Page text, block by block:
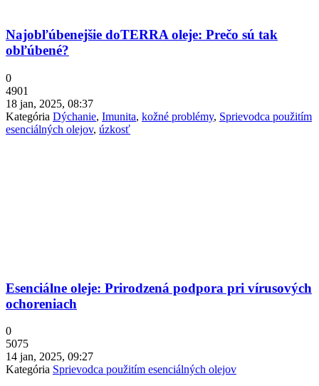
Najobľúbenejšie doTERRA oleje: Prečo sú tak
obľúbené?
0
4901
18 jan, 2025, 08:37
Kategória Dýchanie, Imunita, kožné problémy, Sprievodca použitím
esenciálných olejov, úzkosť
Esenciálne oleje: Prirodzená podpora pri vírusových
ochoreniach
0
5075
14 jan, 2025, 09:27
Kategória Sprievodca použitím esenciálných olejov